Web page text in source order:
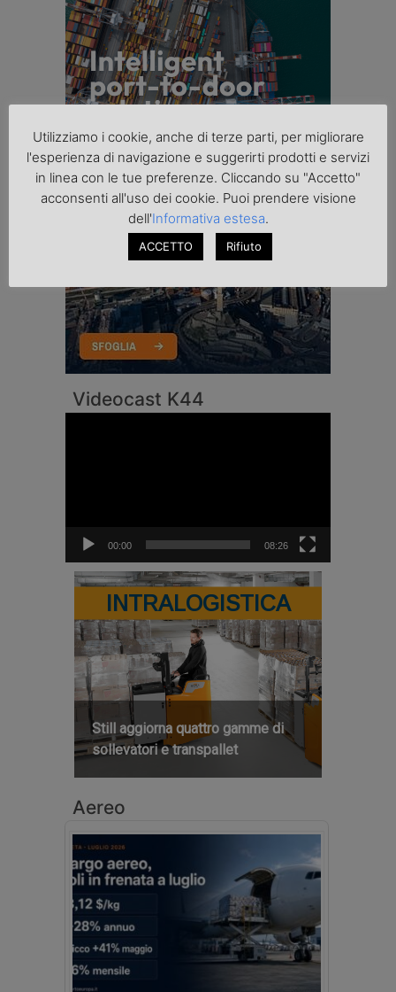
Videocast K44
00:00 08:26
INTRALOGISTICA
Still aggiorna quattro gamme di
sollevatori e transpallet
Aereo
Utilizziamo i cookie, anche di terze parti, per migliorare
l'esperienza di navigazione e suggerirti prodotti e servizi
in linea con le tue preferenze. Cliccando su "Accetto"
acconsenti all'uso dei cookie. Puoi prendere visione
dell'Informativa estesa.
ACCETTO Rifiuto